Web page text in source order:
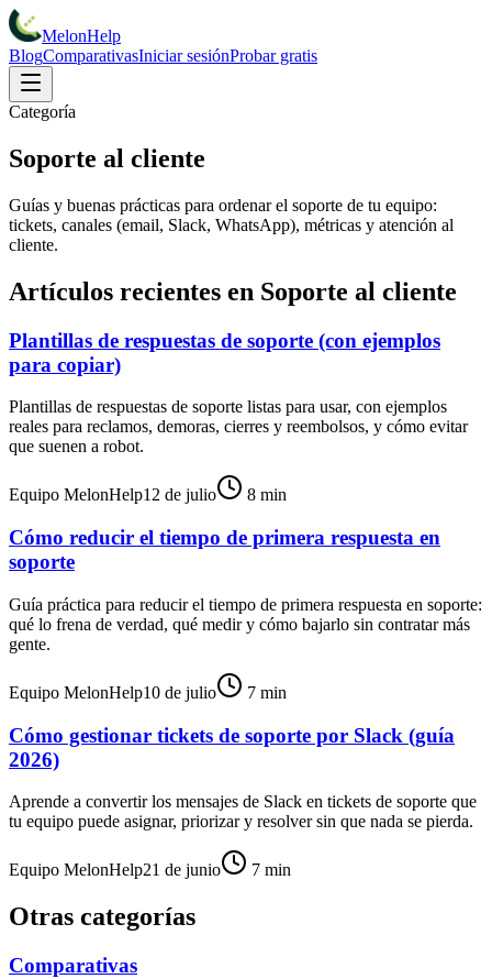
MelonHelp
BlogComparativasIniciar sesiónProbar gratis
Categoría
Soporte al cliente
Guías y buenas prácticas para ordenar el soporte de tu equipo:
tickets, canales (email, Slack, WhatsApp), métricas y atención al
cliente.
Artículos recientes en Soporte al cliente
Plantillas de respuestas de soporte (con ejemplos
para copiar)
Plantillas de respuestas de soporte listas para usar, con ejemplos
reales para reclamos, demoras, cierres y reembolsos, y cómo evitar
que suenen a robot.
Equipo MelonHelp12 de julio 8 min
Cómo reducir el tiempo de primera respuesta en
soporte
Guía práctica para reducir el tiempo de primera respuesta en soporte:
qué lo frena de verdad, qué medir y cómo bajarlo sin contratar más
gente.
Equipo MelonHelp10 de julio 7 min
Cómo gestionar tickets de soporte por Slack (guía
2026)
Aprende a convertir los mensajes de Slack en tickets de soporte que
tu equipo puede asignar, priorizar y resolver sin que nada se pierda.
Equipo MelonHelp21 de junio 7 min
Otras categorías
Comparativas